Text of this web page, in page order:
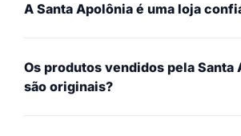
A Santa Apolônia é uma loja
Os produtos vendidos pela Santa
são originais?